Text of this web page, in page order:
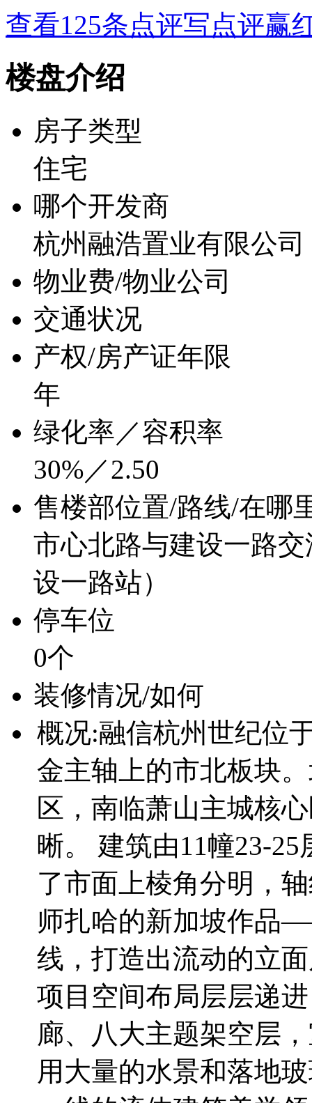
查看125条点评写点评赢
楼盘介绍
房子类型
住宅
哪个开发商
杭州融浩置业有限公司
物业费/物业公司
交通状况
产权/房产证年限
年
绿化率／容积率
30%／2.50
售楼部位置/路线/在哪
市心北路与建设一路
设一路站）
停车位
0个
装修情况/如何
概况:融信杭州世纪位
金主轴上的市北板块
区，南临萧山主城核
晰。 建筑由11幢23-
了市面上棱角分明，
师扎哈的新加坡作品
线，打造出流动的立
项目空间布局层层递
廊、八大主题架空层
用大量的水景和落地